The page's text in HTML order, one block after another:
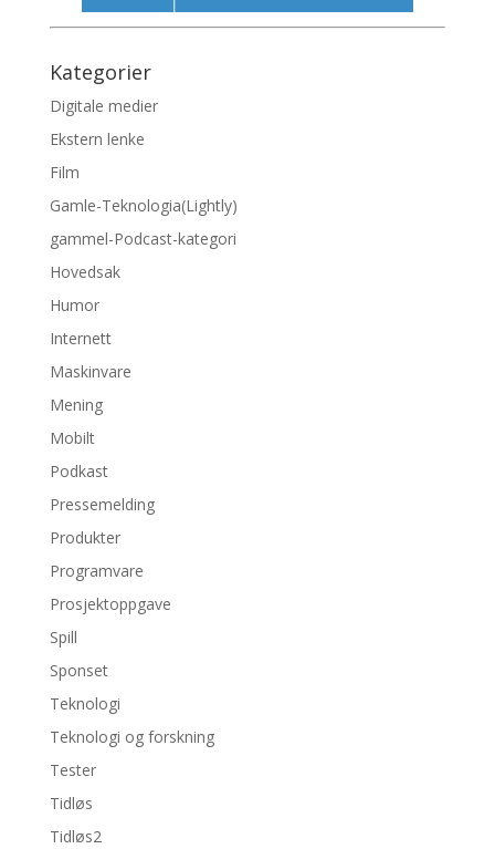
Kategorier
Digitale medier
Ekstern lenke
Film
Gamle-Teknologia(Lightly)
gammel-Podcast-kategori
Hovedsak
Humor
Internett
Maskinvare
Mening
Mobilt
Podkast
Pressemelding
Produkter
Programvare
Prosjektoppgave
Spill
Sponset
Teknologi
Teknologi og forskning
Tester
Tidløs
Tidløs2